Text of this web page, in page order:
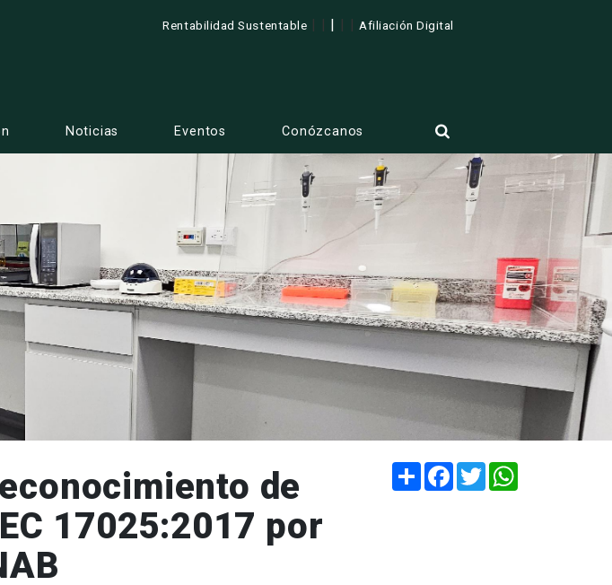
Rentabilidad Sustentable | | | | |Afiliación Digital
Noticias Eventos Conózcanos
de
17025:2017 por
CompartirFacebook
TwitterWhatsApp